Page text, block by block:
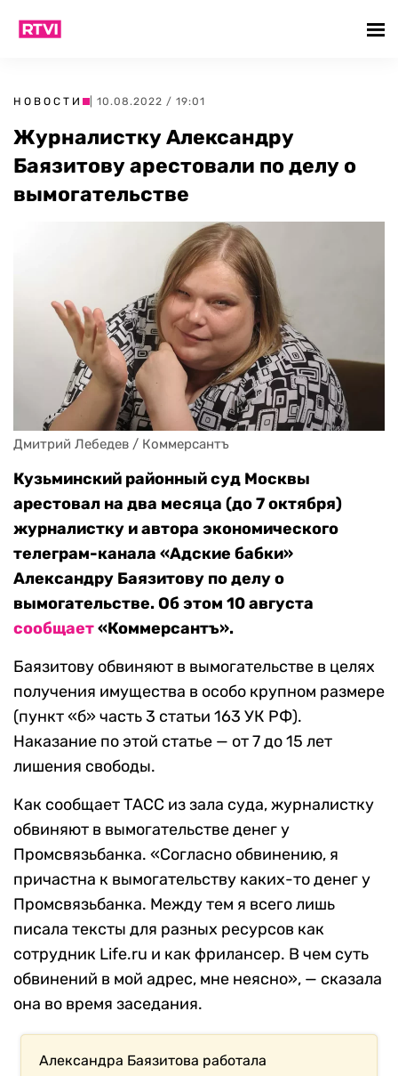
НОВОСТИ | 10.08.2022 / 19:01
Журналистку Александру
Баязитову арестовали по делу о
вымогательстве
Дмитрий Лебедев / Коммерсантъ
Кузьминский районный суд Москвы
арестовал на два месяца (до 7 октября)
журналистку и автора экономического
телеграм-канала «Адские бабки»
Александру Баязитову по делу о
вымогательстве. Об этом 10 августа
сообщает«Коммерсантъ».
Баязитову обвиняют в вымогательстве в целях
получения имущества в особо крупном размере
(пункт «б» часть 3 статьи 163 УК РФ).
Наказание по этой статье — от 7 до 15 лет
лишения свободы.
Как сообщает ТАСС из зала суда, журналистку
обвиняют в вымогательстве денег у
Промсвязьбанка. «Согласно обвинению, я
причастна к вымогательству каких-то денег у
Промсвязьбанка. Между тем я всего лишь
писала тексты для разных ресурсов как
сотрудник Life.ru и как фрилансер. В чем суть
обвинений в мой адрес, мне неясно», — сказала
она во время заседания.
Александра Баязитова работала